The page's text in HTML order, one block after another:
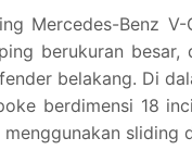
Mercedes-Benz
berukuran
belakang. Di
berdimensi 18
menggunakan